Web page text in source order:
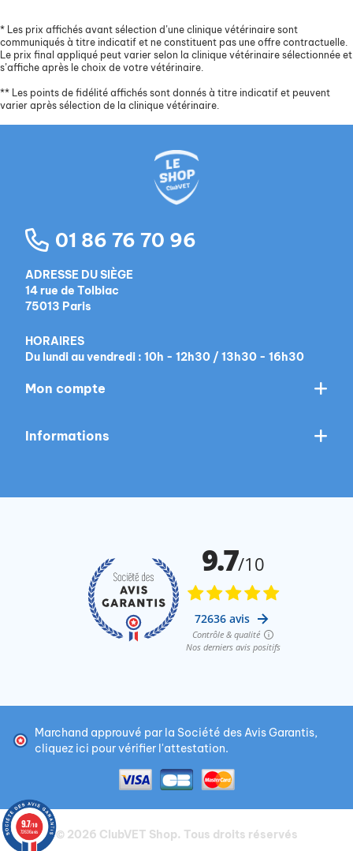
* Les prix affichés avant sélection d’une clinique vétérinaire sont
communiqués à titre indicatif et ne constituent pas une offre contractuelle.
Le prix final appliqué peut varier selon la clinique vétérinaire sélectionnée et
s’affiche après le choix de votre vétérinaire.
** Les points de fidélité affichés sont donnés à titre indicatif et peuvent
varier après sélection de la clinique vétérinaire.
01 86 76 70 96
ADRESSE DU SIÈGE
14 rue de Tolbiac
75013 Paris
HORAIRES
Du lundi au vendredi : 10h - 12h30 / 13h30 - 16h30
Mon compte
Informations
Marchand approuvé par la Société des Avis Garantis,
cliquez ici pour vérifier l'attestation.
© 2026 ClubVET Shop. Tous droits réservés
9.7/10
72636 avis